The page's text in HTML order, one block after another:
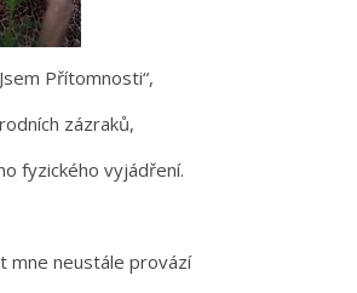
Přítomnosti“,
zázraků,
fyzického vyjádření.
mne neustále provází